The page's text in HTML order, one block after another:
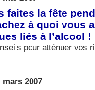
faites la fête
à quoi vous
liés à l’alcool !
pour atténuer vos
mars 2007